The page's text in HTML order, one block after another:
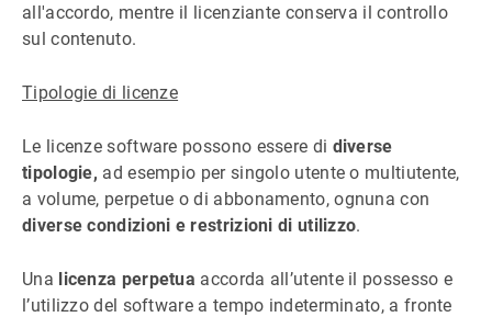
all'accordo, mentre il licenziante conserva il controllo
sul contenuto.
Tipologie di licenze
Le licenze software possono essere di diverse
tipologie, ad esempio per singolo utente o multiutente,
a volume, perpetue o di abbonamento, ognuna con
diverse condizioni e restrizioni di utilizzo.
Una licenza perpetua accorda all’utente il possesso e
l’utilizzo del software a tempo indeterminato, a fronte